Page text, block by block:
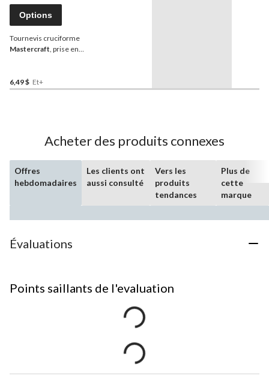
Options
Tournevis cruciforme
Mastercraft, prise en
6,49 $ Et+
Acheter des produits connexes
Offres
hebdomadaires
Les clients ont
aussi consulté
Vers les
produits
tendances
Plus de
cette
marque
Évaluations
Points saillants de l'evaluation